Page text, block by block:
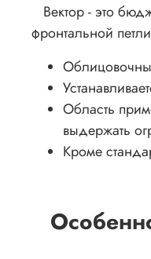
Вектор - это
фронтальной
Область
выдержать
Кроме